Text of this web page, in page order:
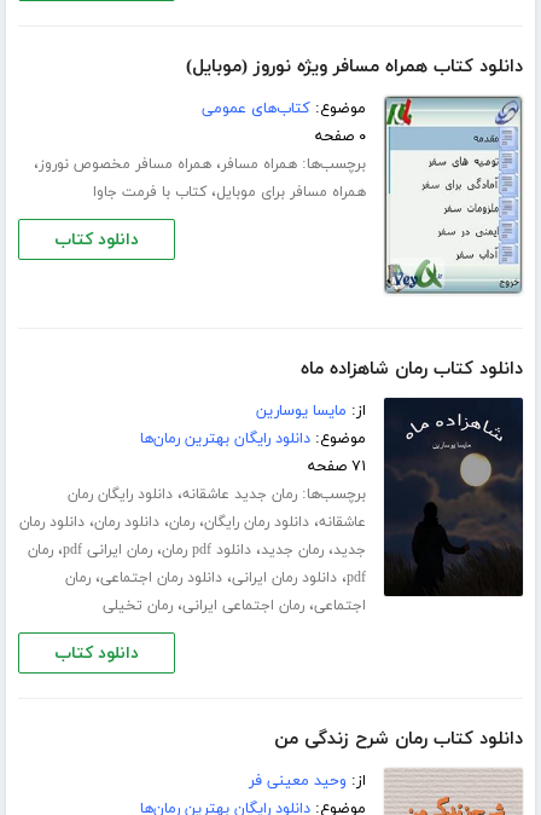
دانلود کتاب همراه مسافر ویژه نوروز (موبایل)
موضوع:کتاب‌های عمومی
۰ صفحه
برچسب‌ها:همراه مسافر،همراه مسافر مخصوص نوروز،
همراه مسافر برای موبایل،کتاب با فرمت جاوا
دانلود کتاب
دانلود کتاب رمان شاهزاده ماه
از: مایسا یوسارین
موضوع:دانلود رایگان بهترین رمان‌ها
۷۱ صفحه
برچسب‌ها:رمان جدید عاشقانه،دانلود رایگان رمان
عاشقانه،دانلود رمان رایگان،رمان،دانلود رمان،دانلود رمان
جدید،رمان جدید،دانلود pdf رمان ،رمان ایرانی pdf ،رمان
pdf،دانلود رمان ایرانی،دانلود رمان اجتماعی،رمان
اجتماعی،رمان اجتماعی ایرانی،رمان تخیلی
دانلود کتاب
دانلود کتاب رمان شرح زندگی من
از: وحید معینی فر
موضوع:دانلود رایگان بهترین رمان‌ها